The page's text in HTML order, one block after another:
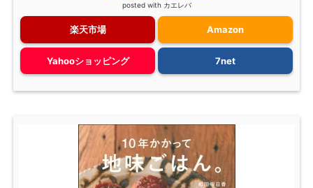
posted with カエレバ
楽天市場 Amazon
Yahooショッピング 7net